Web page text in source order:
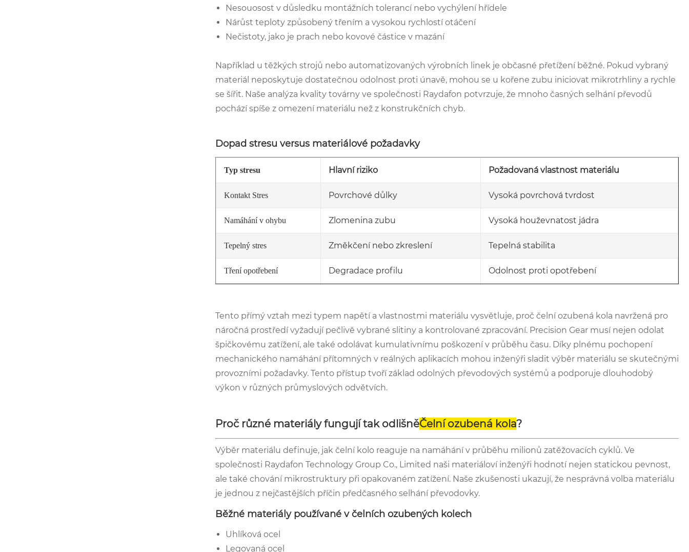
Nesouosost v důsledku montážních tolerancí nebo vychýlení hřídele
Nárůst teploty způsobený třením a vysokou rychlostí otáčení
Nečistoty, jako je prach nebo kovové částice v mazání
Například u těžkých strojů nebo automatizovaných výrobních linek je občasné přetížení běžné. Pokud vybraný
materiál neposkytuje dostatečnou odolnost proti únavě, mohou se u kořene zubu iniciovat mikrotrhliny a rychle
se šířit. Naše analýza kvality továrny ve společnosti Raydafon potvrzuje, že mnoho časných selhání převodů
pochází spíše z omezení materiálu než z konstrukčních chyb.
Dopad stresu versus materiálové požadavky
Typ stresu Hlavní riziko Požadovaná vlastnost materiálu
Kontakt Stres Povrchové důlky Vysoká povrchová tvrdost
Namáhání v ohybu Zlomenina zubu Vysoká houževnatost jádra
Tepelný stres Změkčení nebo zkreslení Tepelná stabilita
Tření opotřebení Degradace profilu Odolnost proti opotřebení
Tento přímý vztah mezi typem napětí a vlastnostmi materiálu vysvětluje, proč čelní ozubená kola navržená pro
náročná prostředí vyžadují pečlivě vybrané slitiny a kontrolované zpracování. Precision Gear musí nejen odolat
špičkovému zatížení, ale také odolávat kumulativnímu poškození v průběhu času. Díky plnému pochopení
mechanického namáhání přítomných v reálných aplikacích mohou inženýři sladit výběr materiálu se skutečnými
provozními požadavky. Tento přístup tvoří základ odolných převodových systémů a podporuje dlouhodobý
výkon v různých průmyslových odvětvích.
Proč různé materiály fungují tak odlišněČelní ozubená kola?
Výběr materiálu definuje, jak čelní kolo reaguje na namáhání v průběhu milionů zatěžovacích cyklů. Ve
společnosti Raydafon Technology Group Co., Limited naši materiáloví inženýři hodnotí nejen statickou pevnost,
ale také chování mikrostruktury při opakovaném zatížení. Naše zkušenosti ukazují, že nesprávná volba materiálu
je jednou z nejčastějších příčin předčasného selhání převodovky.
Běžné materiály používané v čelních ozubených kolech
Uhlíková ocel
Legovaná ocel